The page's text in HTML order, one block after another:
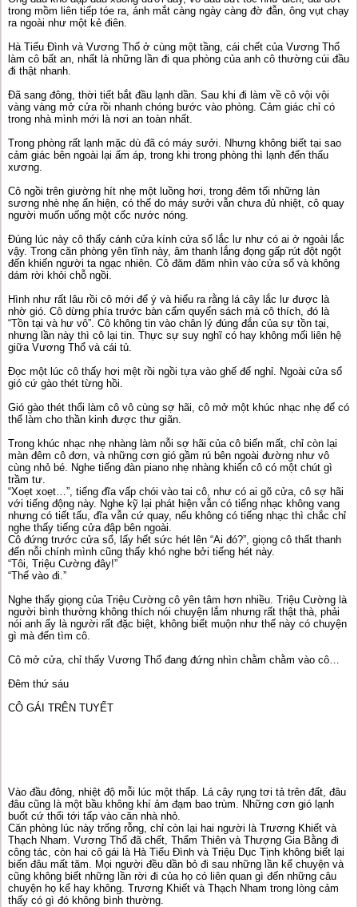
trong mồm liên tiếp tóe ra, ánh mắt càng ngày càng đờ đẫn, ông vụt chạy
ra ngoài như một kẻ điên.
Hà Tiểu Đình và Vương Thổ ở cùng một tầng, cái chết của Vương Thổ
làm cô bất an, nhất là những lần đi qua phòng của anh cô thường cúi đầu
đi thật nhanh.
Đã sang đông, thời tiết bắt đầu lạnh dần. Sau khi đi làm về cô vội vội
vàng vàng mở cửa rồi nhanh chóng bước vào phòng. Cảm giác chỉ có
trong nhà mình mới là nơi an toàn nhất.
Trong phòng rất lạnh mặc dù đã có máy sưởi. Nhưng không biết tại sao
cảm giác bên ngoài lại ấm áp, trong khi trong phòng thì lạnh đến thấu
xương.
Cô ngồi trên giường hít nhẹ một luồng hơi, trong đêm tối những làn
sương nhè nhẹ ẩn hiện, có thể do máy sưởi vẫn chưa đủ nhiệt, cô quay
người muốn uống một cốc nước nóng.
Đúng lúc này cô thấy cánh cửa kính cửa sổ lắc lư như có ai ở ngoài lắc
vậy. Trong căn phòng yên tĩnh này, âm thanh lắng đọng gấp rút đột ngột
đến khiến người ta ngạc nhiên. Cô đăm đăm nhìn vào cửa sổ và không
dám rời khỏi chỗ ngồi.
Hình như rất lâu rồi cô mới để ý và hiểu ra rằng lá cây lắc lư được là
nhờ gió. Cô dừng phía trước bàn cẩm quyển sách mà cô thích, đó là
“Tồn tại và hư vô”. Cô không tin vào chân lý đúng đắn của sự tồn tại,
nhưng lần này thì cô lại tin. Thực sự suy nghĩ có hay không mối liên hệ
giữa Vương Thổ và cái tủ.
Đọc một lúc cô thấy hơi mệt rồi ngồi tựa vào ghế để nghỉ. Ngoài cửa sổ
gió cứ gào thét từng hồi.
Gió gào thét thổi làm cô vô cùng sợ hãi, cô mở một khúc nhạc nhẹ để có
thể làm cho thần kinh được thư giãn.
Trong khúc nhạc nhẹ nhàng làm nỗi sợ hãi của cô biến mất, chỉ còn lại
màn đêm cô đơn, và những cơn gió gầm rú bên ngoài đường như vô
cùng nhỏ bé. Nghe tiếng đàn piano nhẹ nhàng khiến cô có một chút gì
trầm tư.
“Xoẹt xoẹt…”, tiếng đĩa vấp chói vào tai cô, như có ai gõ cửa, cô sợ hãi
với tiếng động này. Nghe kỹ lại phát hiện vẫn có tiếng nhạc không vang
nhưng có tiết tấu, đĩa vẫn cứ quay, nếu không có tiếng nhạc thì chắc chỉ
nghe thấy tiếng cửa đập bên ngoài.
Cô đứng trước cửa sổ, lấy hết sức hét lên “Ai đó?”, giọng cô thất thanh
đến nỗi chính mình cũng thấy khó nghe bởi tiếng hét này.
“Tôi, Triệu Cường đây!”
“Thế vào đi.”
Nghe thấy giọng của Triệu Cường cô yên tâm hơn nhiều. Triệu Cường là
người bình thường không thích nói chuyện lắm nhưng rất thật thà, phải
nói anh ấy là người rất đặc biệt, không biết muộn như thế này có chuyện
gì mà đến tìm cô.
Cô mở cửa, chỉ thấy Vương Thổ đang đứng nhìn chằm chằm vào cô…
Đêm thứ sáu
CÔ GÁI TRÊN TUYẾT
Vào đầu đông, nhiệt độ mỗi lúc một thấp. Lá cây rụng tơi tả trên đất, đâu
đâu cũng là một bầu không khí ảm đạm bao trùm. Những cơn gió lạnh
buốt cứ thổi tới tấp vào căn nhà nhỏ.
Căn phòng lúc này trống rỗng, chỉ còn lại hai người là Trương Khiết và
Thạch Nham. Vương Thổ đã chết, Thẩm Thiên và Thượng Gia Bằng đi
công tác, còn hai cô gái là Hà Tiểu Đình và Triệu Dục Tịnh không biết lại
biến đâu mất tăm. Mọi người đều dần bỏ đi sau những lần kể chuyện và
cũng không biết những lần rời đi của họ có liên quan gì đến những câu
chuyện họ kể hay không. Trương Khiết và Thạch Nham trong lòng cảm
thấy có gì đó không bình thường.